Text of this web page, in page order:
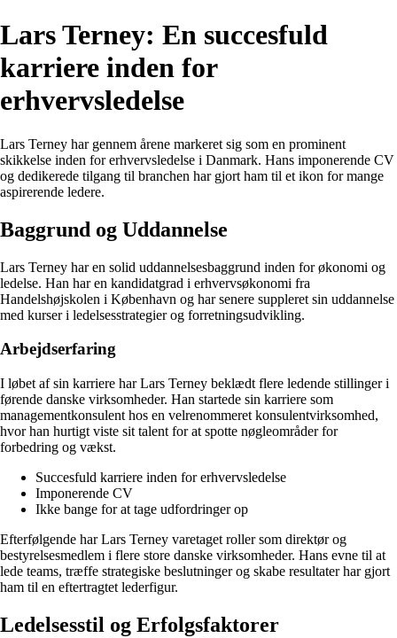
Lars Terney: En succesfuld
karriere inden for
erhvervsledelse
Lars Terney har gennem årene markeret sig som en prominent
skikkelse inden for erhvervsledelse i Danmark. Hans imponerende CV
og dedikerede tilgang til branchen har gjort ham til et ikon for mange
aspirerende ledere.
Baggrund og Uddannelse
Lars Terney har en solid uddannelsesbaggrund inden for økonomi og
ledelse. Han har en kandidatgrad i erhvervsøkonomi fra
Handelshøjskolen i København og har senere suppleret sin uddannelse
med kurser i ledelsesstrategier og forretningsudvikling.
Arbejdserfaring
I løbet af sin karriere har Lars Terney beklædt flere ledende stillinger i
førende danske virksomheder. Han startede sin karriere som
managementkonsulent hos en velrenommeret konsulentvirksomhed,
hvor han hurtigt viste sit talent for at spotte nøgleområder for
forbedring og vækst.
Succesfuld karriere inden for erhvervsledelse
Imponerende CV
Ikke bange for at tage udfordringer op
Efterfølgende har Lars Terney varetaget roller som direktør og
bestyrelsesmedlem i flere store danske virksomheder. Hans evne til at
lede teams, træffe strategiske beslutninger og skabe resultater har gjort
ham til en eftertragtet lederfigur.
Ledelsesstil og Erfolgsfaktorer